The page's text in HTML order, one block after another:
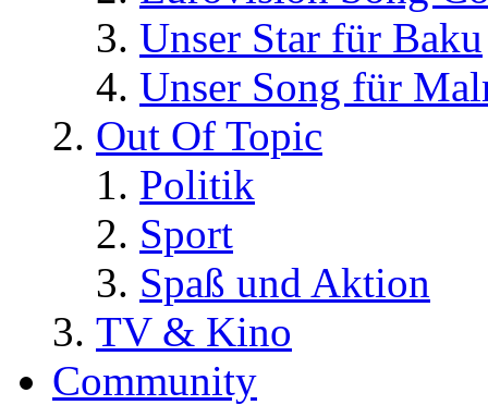
Unser Star für Baku
Unser Song für
Out Of Topic
Politik
Sport
Spaß und Aktion
TV & Kino
Community